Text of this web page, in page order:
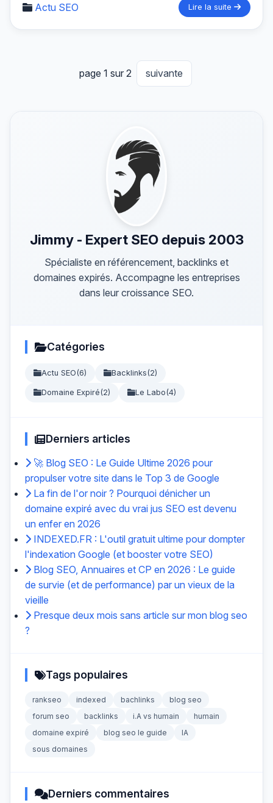
Actu SEO Lire la suite
page 1 sur 2 suivante
Jimmy - Expert SEO depuis 2003
Spécialiste en référencement, backlinks et
domaines expirés. Accompagne les entreprises
dans leur croissance SEO.
Catégories
Actu SEO(6) Backlinks(2)
Domaine Expiré(2) Le Labo(4)
Derniers articles
🚀 Blog SEO : Le Guide Ultime 2026 pour
propulser votre site dans le Top 3 de Google
La fin de l'or noir ? Pourquoi dénicher un
domaine expiré avec du vrai jus SEO est devenu
un enfer en 2026
INDEXED.FR : L'outil gratuit ultime pour dompter
l'indexation Google (et booster votre SEO)
Blog SEO, Annuaires et CP en 2026 : Le guide
de survie (et de performance) par un vieux de la
vieille
Presque deux mois sans article sur mon blog seo
?
Tags populaires
rankseo indexed bachlinks
blog seo
forum seo
backlinks i.A vs humain
humain
domaine expiré
blog seo le guide
IA
sous domaines
Derniers commentaires